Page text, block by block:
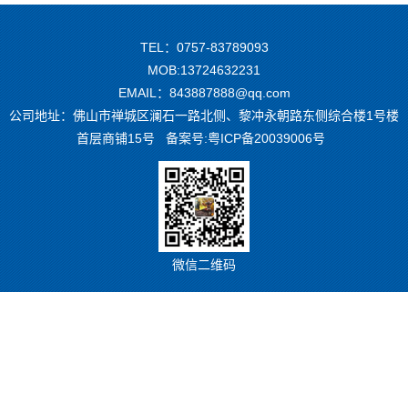
TEL：0757-83789093
MOB:13724632231
EMAIL：843887888@qq.com
公司地址：佛山市禅城区澜石一路北侧、黎冲永朝路东侧综合楼1号楼
首层商铺15号 备案号:粤ICP备20039006号
微信二维码